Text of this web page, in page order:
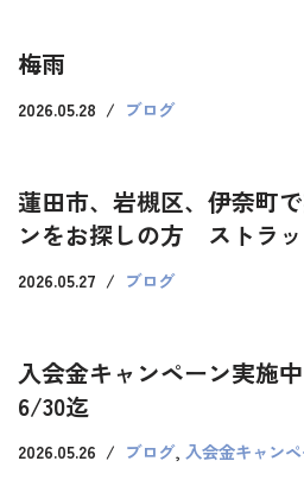
梅雨
2026.05.28 ブログ
蓮田市、岩槻区、伊奈町
ンをお探しの方 ストラッ
2026.05.27 ブログ
入会金キャンペーン実施
6/30迄
2026.05.26 ブログ, 入会金キャン